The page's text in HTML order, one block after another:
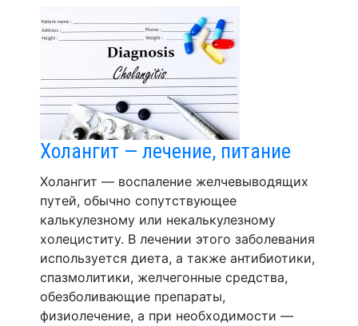
Холангит — лечение, питание
Холангит — воспаление желчевыводящих
путей, обычно сопутствующее
калькулезному или некалькулезному
холециститу. В лечении этого заболевания
используется диета, а также антибиотики,
спазмолитики, желчегонные средства,
обезболивающие препараты,
физиолечение, а при необходимости —